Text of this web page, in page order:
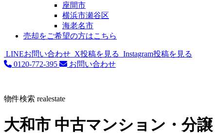
座間市
横浜市瀬谷区
海老名市
売却をご希望の方はこちら
LINEお問い合わせ X投稿を見る Instagram投稿を見る
0120-772-395
お問い合わせ
物件検索 realestate
大和市 中古マンション・分譲